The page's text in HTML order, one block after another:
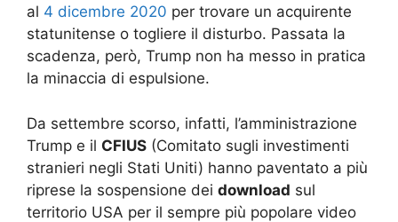
al 4 dicembre 2020 per trovare un acquirente
statunitense o togliere il disturbo. Passata la
scadenza, però, Trump non ha messo in pratica
la minaccia di espulsione.
Da settembre scorso, infatti, l’amministrazione
Trump e il CFIUS (Comitato sugli investimenti
stranieri negli Stati Uniti) hanno paventato a più
riprese la sospensione dei download sul
territorio USA per il sempre più popolare video